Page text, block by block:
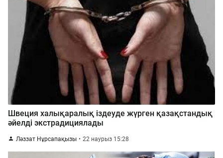
Швеция халықаралық іздеуде жүрген қазақстандық
әйелді экстрадициялады
Ләззат Нұрсапақызы 22 наурыз 15:28